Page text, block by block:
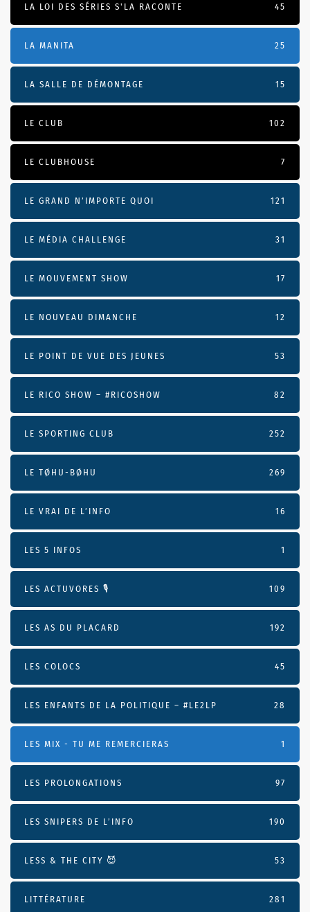
LA LOI DES SÉRIES S'LA RACONTE 45
LA MANITA 25
LA SALLE DE DÉMONTAGE 15
LE CLUB 102
LE CLUBHOUSE 7
LE GRAND N’IMPORTE QUOI 121
LE MÉDIA CHALLENGE 31
LE MOUVEMENT SHOW 17
LE NOUVEAU DIMANCHE 12
LE POINT DE VUE DES JEUNES 53
LE RICO SHOW – #RICOSHOW 82
LE SPORTING CLUB 252
LE TØHU-BØHU 269
LE VRAI DE L’INFO 16
LES 5 INFOS 1
LES ACTUVORES 🎙 109
LES AS DU PLACARD 192
LES COLOCS 45
LES ENFANTS DE LA POLITIQUE – #LE2LP 28
LES MIX - TU ME REMERCIERAS 1
LES PROLONGATIONS 97
LES SNIPERS DE L’INFO 190
LESS & THE CITY 😈 53
LITTÉRATURE 281